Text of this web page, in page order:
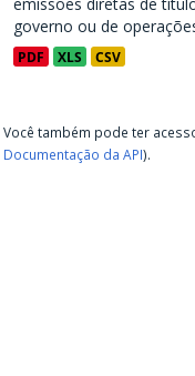
governo ou de
PDF XLS CSV
Você também pode ter
Documentação da API).